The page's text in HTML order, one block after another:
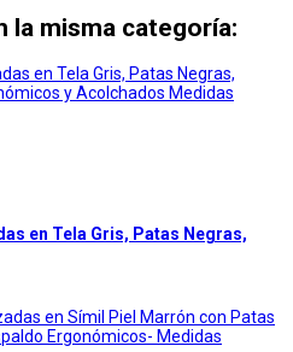
misma categoría:
en Tela Gris, Patas Negras,